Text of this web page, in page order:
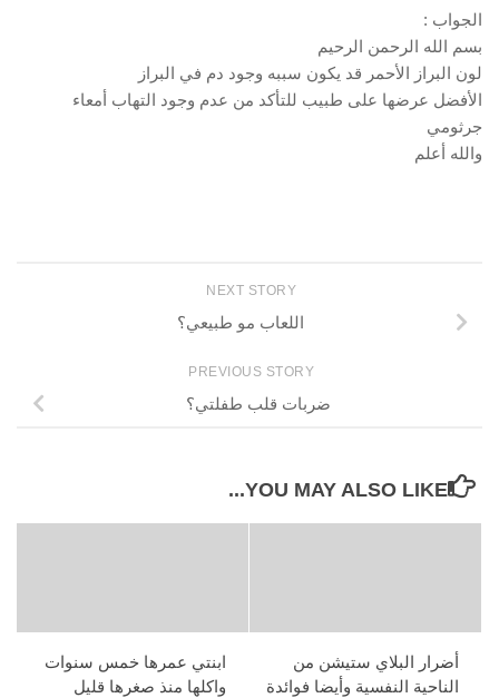
الجواب :
بسم الله الرحمن الرحيم
لون البراز الأحمر قد يكون سببه وجود دم في البراز
الأفضل عرضها على طبيب للتأكد من عدم وجود التهاب أمعاء
جرثومي
والله أعلم
NEXT STORY
اللعاب مو طبيعي؟
PREVIOUS STORY
ضربات قلب طفلتي؟
YOU MAY ALSO LIKE...
ابنتي عمرها خمس سنوات
واكلها منذ صغرها قليل
أضرار البلاي ستيشن من
الناحية النفسية وأيضا فوائدة